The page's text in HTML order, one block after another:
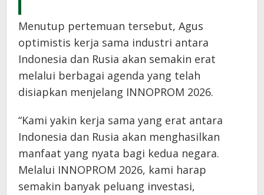
Menutup pertemuan tersebut, Agus
optimistis kerja sama industri antara
Indonesia dan Rusia akan semakin erat
melalui berbagai agenda yang telah
disiapkan menjelang INNOPROM 2026.
“Kami yakin kerja sama yang erat antara
Indonesia dan Rusia akan menghasilkan
manfaat yang nyata bagi kedua negara.
Melalui INNOPROM 2026, kami harap
semakin banyak peluang investasi,